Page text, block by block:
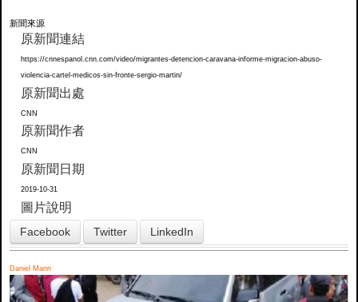
新聞來源
原新聞連結
https://cnnespanol.cnn.com/video/migrantes-detencion-caravana-informe-migracion-abuso-
violencia-cartel-medicos-sin-fronte-sergio-martin/
原新聞出處
CNN
原新聞作者
CNN
原新聞日期
2019-10-31
圖片說明
Facebook Twitter LinkedIn
Daniel Mann